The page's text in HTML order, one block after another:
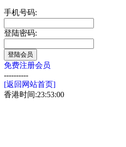
手机号码:
登陆密码:
免费注册会员
----------
[返回网站首页]
香港时间:23:53:00